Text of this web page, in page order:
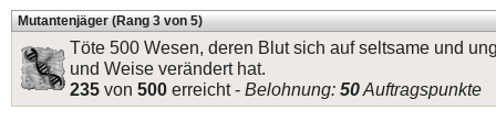
Mutantenjäger (Rang 3 von 5)
Töte 500 Wesen, deren Blut sich auf seltsame und
und Weise verändert hat.
235 von 500 erreicht - Belohnung: 50Auftragspunkte